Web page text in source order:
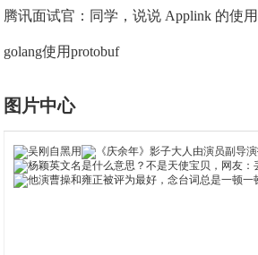
腾讯面试官：同学，说说 Applink 的使
golang使用protobuf
图片中心